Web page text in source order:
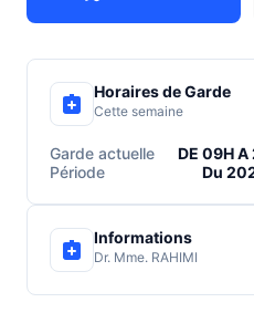
Horaires de Garde
Cette semaine
Garde actuelle
DE 09H A
Période
Du
Informations
Dr. Mme. RAHIMI